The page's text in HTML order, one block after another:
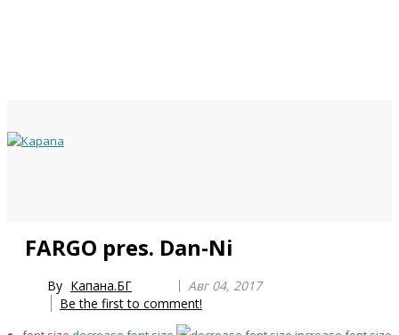
FARGO pres. Dan-Ni
By Капана.БГ
Авг 04, 2017
Be the first to comment!
Year
Month
Year
Month